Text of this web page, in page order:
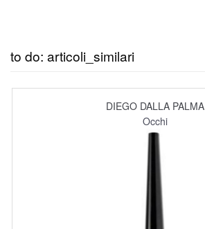
to do: articoli_similari
DIEGO DALLA PALMA
Occhi